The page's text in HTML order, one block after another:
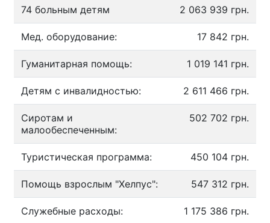
74 больным детям 2 063 939 грн.
Мед. оборудование: 17 842 грн.
Гуманитарная помощь: 1 019 141 грн.
Детям с инвалидностью: 2 611 466 грн.
Сиротам и
малообеспеченным:
502 702 грн.
Туристическая программа: 450 104 грн.
Помощь взрослым "Хелпус": 547 312 грн.
Служебные расходы: 1 175 386 грн.